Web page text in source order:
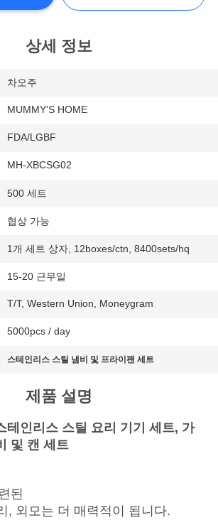
상세 정보
차오주
MUMMY'S HOME
FDA/LGBF
MH-XBCSG02
500 세트
협상 가능
1개 세트 상자, 12boxes/ctn, 8400sets/hq
15-20 근무일
T/T, Western Union, Moneygram
5000pcs / day
스테인리스 스틸 냄비 및 프라이팬 세트
제품 설명
테인리스 스틸 요리 기기 세트, 가
및 캔 세트
된
, 외모는 더 매력적이 됩니다.